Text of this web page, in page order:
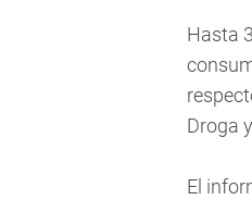
Hasta
Droga
El